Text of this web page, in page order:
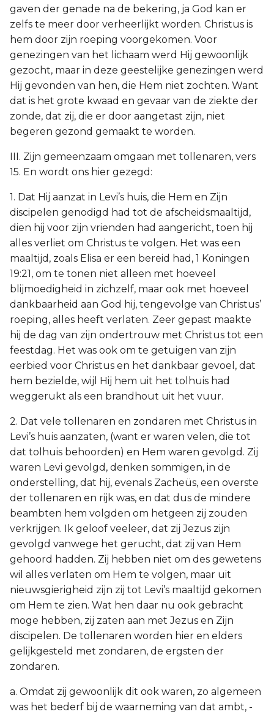
gaven der genade na de bekering, ja God kan er
zelfs te meer door verheerlijkt worden. Christus is
hem door zijn roeping voorgekomen. Voor
genezingen van het lichaam werd Hij gewoonlijk
gezocht, maar in deze geestelijke genezingen werd
Hij gevonden van hen, die Hem niet zochten. Want
dat is het grote kwaad en gevaar van de ziekte der
zonde, dat zij, die er door aangetast zijn, niet
begeren gezond gemaakt te worden.
III. Zijn gemeenzaam omgaan met tollenaren, vers
15. En wordt ons hier gezegd:
1. Dat Hij aanzat in Levi’s huis, die Hem en Zijn
discipelen genodigd had tot de afscheidsmaaltijd,
dien hij voor zijn vrienden had aangericht, toen hij
alles verliet om Christus te volgen. Het was een
maaltijd, zoals Elisa er een bereid had, 1 Koningen
19:21, om te tonen niet alleen met hoeveel
blijmoedigheid in zichzelf, maar ook met hoeveel
dankbaarheid aan God hij, tengevolge van Christus’
roeping, alles heeft verlaten. Zeer gepast maakte
hij de dag van zijn ondertrouw met Christus tot een
feestdag. Het was ook om te getuigen van zijn
eerbied voor Christus en het dankbaar gevoel, dat
hem bezielde, wijl Hij hem uit het tolhuis had
weggerukt als een brandhout uit het vuur.
2. Dat vele tollenaren en zondaren met Christus in
Levi’s huis aanzaten, (want er waren velen, die tot
dat tolhuis behoorden) en Hem waren gevolgd. Zij
waren Levi gevolgd, denken sommigen, in de
onderstelling, dat hij, evenals Zacheüs, een overste
der tollenaren en rijk was, en dat dus de mindere
beambten hem volgden om hetgeen zij zouden
verkrijgen. Ik geloof veeleer, dat zij Jezus zijn
gevolgd vanwege het gerucht, dat zij van Hem
gehoord hadden. Zij hebben niet om des gewetens
wil alles verlaten om Hem te volgen, maar uit
nieuwsgierigheid zijn zij tot Levi’s maaltijd gekomen
om Hem te zien. Wat hen daar nu ook gebracht
moge hebben, zij zaten aan met Jezus en Zijn
discipelen. De tollenaren worden hier en elders
gelijkgesteld met zondaren, de ergsten der
zondaren.
a. Omdat zij gewoonlijk dit ook waren, zo algemeen
was het bederf bij de waarneming van dat ambt, -